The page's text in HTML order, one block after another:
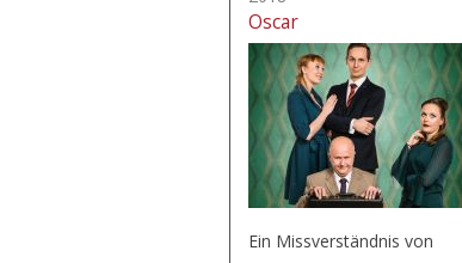
Oscar
Ein Missverständnis von